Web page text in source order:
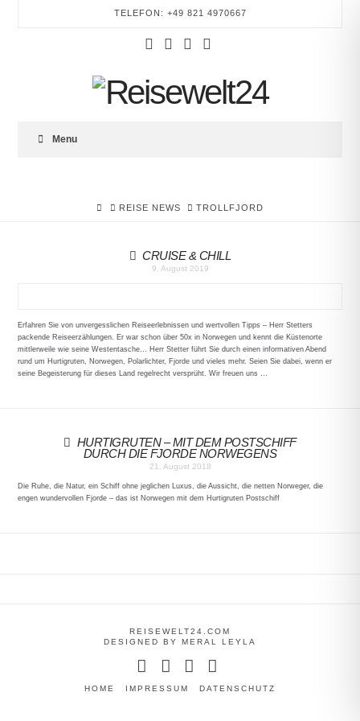
TELEFON: +49 821 4970667
Menu
HOMEREISE NEWS TROLLFJORD
CRUISE & CHILL
9. August 2019
Erfahren Sie von unvergesslichen Reiseerlebnissen und wertvollen Tipps – Herr Stetters
packende Reiseerzählungen. Er war schon über 50x in Norwegen und kennt die Küstenorte
mittlerweile wie seine Westentasche… Herr Stetter führt Sie durch einen informativen Abend
rund um Hurtigruten, Norwegen, Polarlichter, Fjorde und vieles mehr. Seien Sie dabei, wenn er
seine Begeisterung für dieses Land regelrecht versprüht. Wir freuen uns …
HURTIGRUTEN – MIT DEM POSTSCHIFF
DURCH DIE FJORDE NORWEGENS
21. August 2018
Die Ruhe, die Natur, ein Schiff ohne jeglichen Luxus, die Aussicht, die netten Norweger, die
engen wundervollen Fjorde – das ist Norwegen mit dem Hurtigruten Postschiff
REISEWELT24.COM
DESIGNED BY MERAL LEYLA
Facebook
YouTube
Instagram
Tumblr
HOME IMPRESSUM DATENSCHUTZ